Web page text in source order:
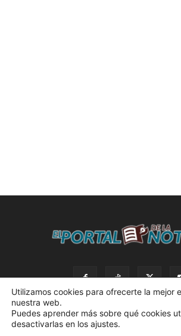
Utilizamos cookies para ofrecerte la mejor
nuestra web.
Puedes aprender más sobre qué cookies
desactivarlas en los ajustes.